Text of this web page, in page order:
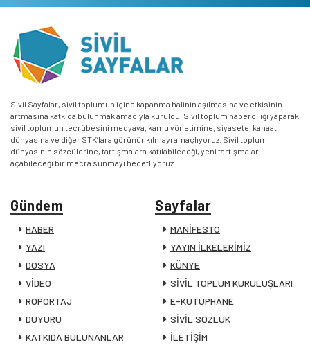
Sivil Sayfalar, sivil toplumun içine kapanma halinin aşılmasına ve etkisinin
artmasına katkıda bulunmak amacıyla kuruldu. Sivil toplum haberciliği yaparak
sivil toplumun tecrübesini medyaya, kamu yönetimine, siyasete, kanaat
dünyasına ve diğer STK’lara görünür kılmayı amaçlıyoruz. Sivil toplum
dünyasının sözcülerine, tartışmalara katılabileceği, yeni tartışmalar
açabileceği bir mecra sunmayı hedefliyoruz.
Gündem
HABER
YAZI
DOSYA
VİDEO
RÖPORTAJ
DUYURU
KATKIDA BULUNANLAR
Sayfalar
MANİFESTO
YAYIN İLKELERİMİZ
KÜNYE
SİVİL TOPLUM KURULUŞLARI
E-KÜTÜPHANE
SİVİL SÖZLÜK
İLETİŞİM